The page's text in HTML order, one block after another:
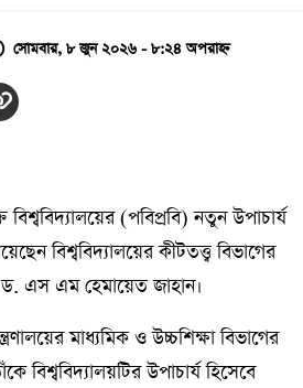
সোমবার, ৮ জুন ২০২৬ - ৮:২৪ অপরাহ্ন
বিশ্ববিদ্যালয়ের (পবিপ্রবি) নতুন উপাচার্য
বিশ্ববিদ্যালয়ের কীটতত্ত্ব বিভাগের
এস এম হেমায়েত জাহান।
মাধ্যমিক ও উচ্চশিক্ষা বিভাগের
বিশ্ববিদ্যালয়টির উপাচার্য হিসেবে